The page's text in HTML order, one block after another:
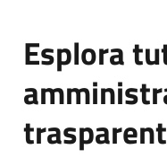
Esplora